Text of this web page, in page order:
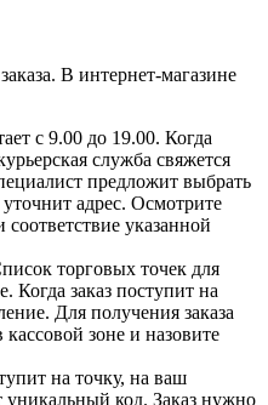
В интернет-магазине
с 9.00 до 19.00. Когда
служба свяжется
предложит выбрать
адрес. Осмотрите
соответствие указанной
торговых точек для
Когда заказ поступит на
Для получения заказа
кассовой зоне и назовите
на точку, на ваш
уникальный код. Заказ нужно